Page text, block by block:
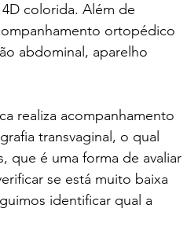
colorida. Além de
ortopédico
abdominal, aparelho
realiza acompanhamento
transvaginal, o qual
que é uma forma de avaliar
se está muito baixa
identificar qual a